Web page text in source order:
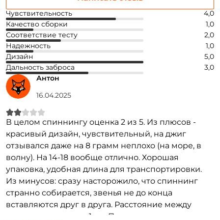
Чувствительность
4,0
Качество сборки
1,0
Соответствие тесту
2,0
Надежность
1,0
Дизайн
5,0
Дальность заброса
3,0
Антон
16.04.2025
В целом спиннингу оценка 2 из 5. Из плюсов -
красивый дизайн, чувствительный, на джиг
отзывался даже на 8 грамм неплохо (на море, в
волну). На 14-18 вообще отлично. Хорошая
упаковка, удобная длина для транспортировки.
Из минусов: сразу насторожило, что спиннинг
странно собирается, звенья не до конца
вставляются друг в друга. Расстояние между
метками примерно 1 см. Подумал, что это
Придумайте пароль: *
Повторите пароль: *
Заполняя данную форму вы соглашаетесь на обработку
персональных данных
У меня уже есть аккаунт